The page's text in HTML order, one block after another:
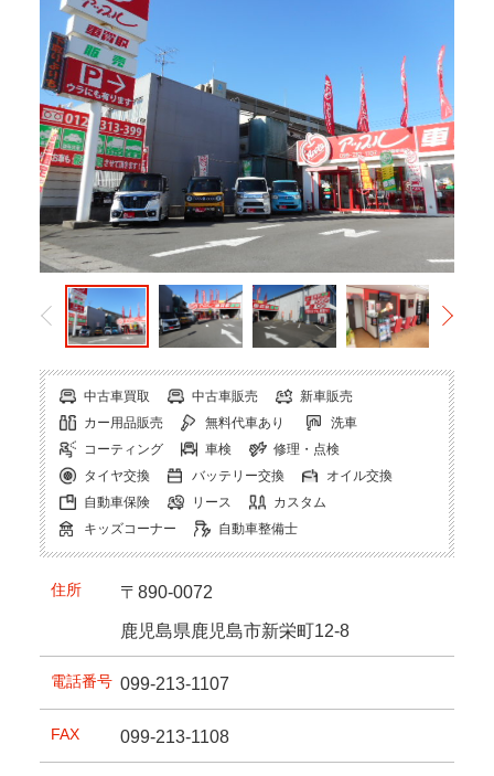
お車の買取はもちろん、販売もしております。新車・中古車、軽自動車からスポー
ツカーまで全国より貴方の一台を探します。お気軽にご相談下さい。
地域一番店を目指して日々を取り組んでいます。お客様用駐車スペースは産業道路
から入り口の他に、店舗裏側にもございます。
当店はフリードリンクです。お時間のゆるす限り、お客様の納得頂ける査定額、プ
ランをご提案させて頂きます。
もちろんキッズコーナーもあります。ぜひファミリーで遊びに来て下さい。一緒に
遊びましょう。
みんな大好きぬり絵、上手に塗れたらプレゼントもあるよ。季節ごとのぬり絵を準
備してますので、たくさんチャレンジして下さい。
中古車買取 中古車販売
新車販売
カー用品販売
無料代車あり
洗車
コーティング
車検
修理・点検
タイヤ交換
バッテリー交換
オイル交換
自動車保険
リース
カスタム
キッズコーナー
自動車整備士
住所 〒890-0072
鹿児島県鹿児島市新栄町12-8
電話番号 099-213-1107
FAX 099-213-1108